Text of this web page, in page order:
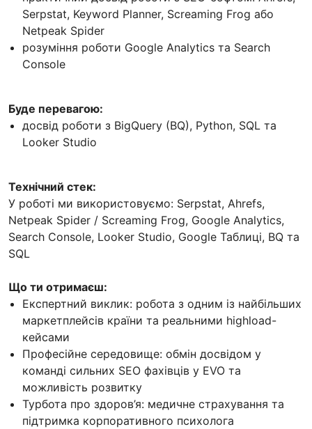
Serpstat, Keyword Planner, Screaming Frog або
Netpeak Spider
розуміння роботи Google Analytics та Search
Console
Буде перевагою:
досвід роботи з BigQuery (BQ), Python, SQL та
Looker Studio
Технічний стек:
У роботі ми використовуємо: Serpstat, Ahrefs,
Netpeak Spider / Screaming Frog, Google Analytics,
Search Console, Looker Studio, Google Таблиці, BQ та
SQL
Що ти отримаєш:
Експертний виклик: робота з одним із найбільших
маркетплейсів країни та реальними highload-
кейсами
Професійне середовище: обмін досвідом у
команді сильних SEO фахівців у EVO та
можливість розвитку
Турбота про здоров’я: медичне страхування та
підтримка корпоративного психолога